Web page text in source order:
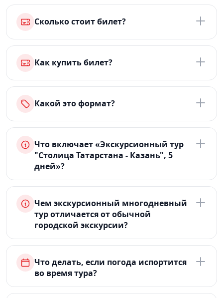
Сколько стоит билет?
Как купить билет?
Какой это формат?
Что включает «Экскурсионный тур
"Столица Татарстана - Казань", 5
дней»?
Чем экскурсионный многодневный
тур отличается от обычной
городской экскурсии?
Что делать, если погода испортится
во время тура?